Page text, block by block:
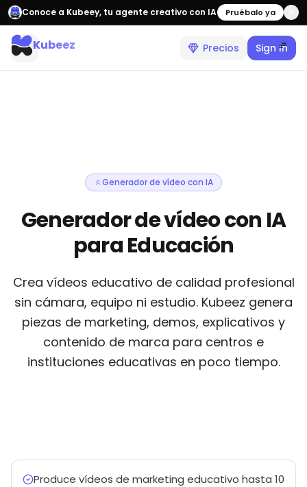
Conoce a Kubeey, tu agente creativo con IA Pruébalo ya
Precios Sign In
Kubeez
Generador de vídeo con IA
Generador de vídeo con IA
para Educación
Crea vídeos educativo de calidad profesional
sin cámara, equipo ni estudio. Kubeez genera
piezas de marketing, demos, explicativos y
contenido de marca para centros e
instituciones educativas en poco tiempo.
Produce vídeos de marketing educativo hasta 10